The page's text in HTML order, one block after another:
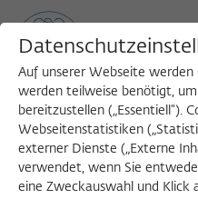
MENU
Auf unserer Webseite werden
werden teilweise benötigt,
bereitzustellen („Essentiell“).
Webseitenstatistiken
externer Dienste („Externe
verwendet, wenn Sie
eine Zweckauswahl und Klick